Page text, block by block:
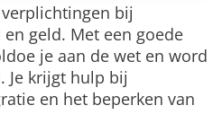
bij
geld. Met een goede
je aan de wet en word
Je krijgt hulp bij
en het beperken van